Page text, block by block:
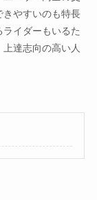
やすいのも特長
イダーもいるた
達志向の高い人